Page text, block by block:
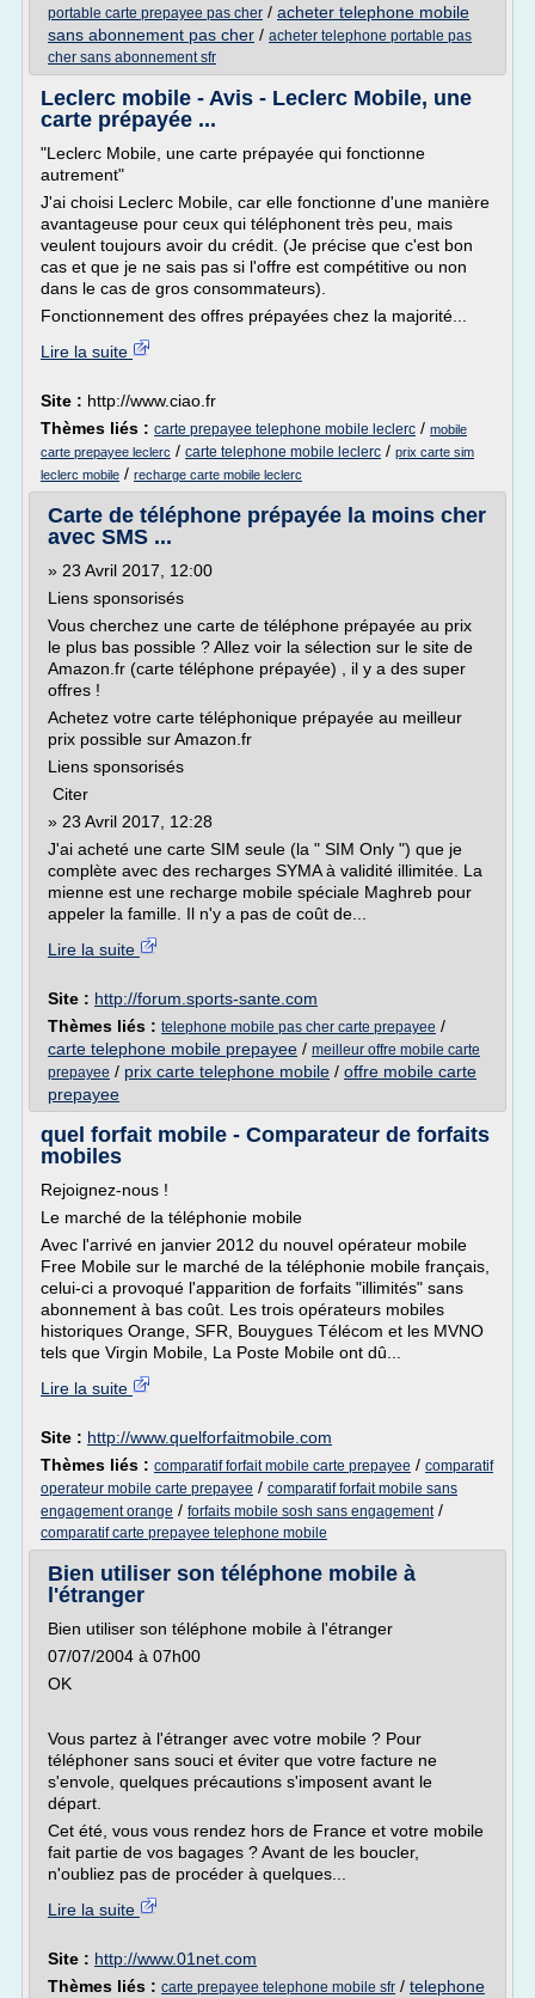
portable carte prepayee pas cher / acheter telephone mobile
sans abonnement pas cher / acheter telephone portable pas
cher sans abonnement sfr
Leclerc mobile - Avis - Leclerc Mobile, une
carte prépayée ...
"Leclerc Mobile, une carte prépayée qui fonctionne
autrement"
J'ai choisi Leclerc Mobile, car elle fonctionne d'une manière
avantageuse pour ceux qui téléphonent très peu, mais
veulent toujours avoir du crédit. (Je précise que c'est bon
cas et que je ne sais pas si l'offre est compétitive ou non
dans le cas de gros consommateurs).
Fonctionnement des offres prépayées chez la majorité...
Lire la suite
Site : http://www.ciao.fr
Thèmes liés : carte prepayee telephone mobile leclerc / mobile
carte prepayee leclerc / carte telephone mobile leclerc / prix carte sim
leclerc mobile / recharge carte mobile leclerc
Carte de téléphone prépayée la moins cher
avec SMS ...
» 23 Avril 2017, 12:00
Liens sponsorisés
Vous cherchez une carte de téléphone prépayée au prix
le plus bas possible ? Allez voir la sélection sur le site de
Amazon.fr (carte téléphone prépayée) , il y a des super
offres !
Achetez votre carte téléphonique prépayée au meilleur
prix possible sur Amazon.fr
Liens sponsorisés
Citer
» 23 Avril 2017, 12:28
J'ai acheté une carte SIM seule (la " SIM Only ") que je
complète avec des recharges SYMA à validité illimitée. La
mienne est une recharge mobile spéciale Maghreb pour
appeler la famille. Il n'y a pas de coût de...
Lire la suite
Site : http://forum.sports-sante.com
Thèmes liés : telephone mobile pas cher carte prepayee /
carte telephone mobile prepayee / meilleur offre mobile carte
prepayee / prix carte telephone mobile / offre mobile carte
prepayee
quel forfait mobile - Comparateur de forfaits
mobiles
Rejoignez-nous !
Le marché de la téléphonie mobile
Avec l'arrivé en janvier 2012 du nouvel opérateur mobile
Free Mobile sur le marché de la téléphonie mobile français,
celui-ci a provoqué l'apparition de forfaits "illimités" sans
abonnement à bas coût. Les trois opérateurs mobiles
historiques Orange, SFR, Bouygues Télécom et les MVNO
tels que Virgin Mobile, La Poste Mobile ont dû...
Lire la suite
Site : http://www.quelforfaitmobile.com
Thèmes liés : comparatif forfait mobile carte prepayee / comparatif
operateur mobile carte prepayee / comparatif forfait mobile sans
engagement orange / forfaits mobile sosh sans engagement/
comparatif carte prepayee telephone mobile
Bien utiliser son téléphone mobile à
l'étranger
Bien utiliser son téléphone mobile à l'étranger
07/07/2004 à 07h00
OK
Vous partez à l'étranger avec votre mobile ? Pour
téléphoner sans souci et éviter que votre facture ne
s'envole, quelques précautions s'imposent avant le
départ.
Cet été, vous vous rendez hors de France et votre mobile
fait partie de vos bagages ? Avant de les boucler,
n'oubliez pas de procéder à quelques...
Lire la suite
Site : http://www.01net.com
Thèmes liés : carte prepayee telephone mobile sfr / telephone